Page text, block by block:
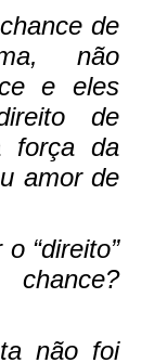
de
não
e eles
de
força da
amor de
“direito”
não foi